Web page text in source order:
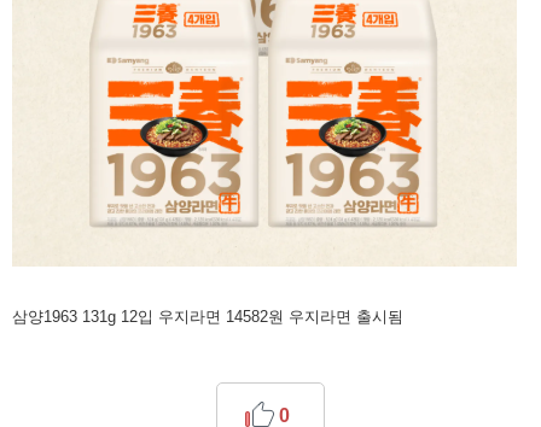
삼양1963 131g 12입 우지라면 14582원 우지라면 출시됨
0